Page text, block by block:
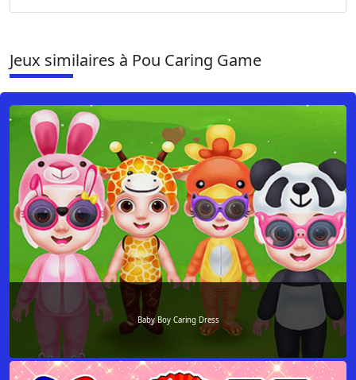
Jeux similaires à Pou Caring Game
Baby Boy Caring Dress